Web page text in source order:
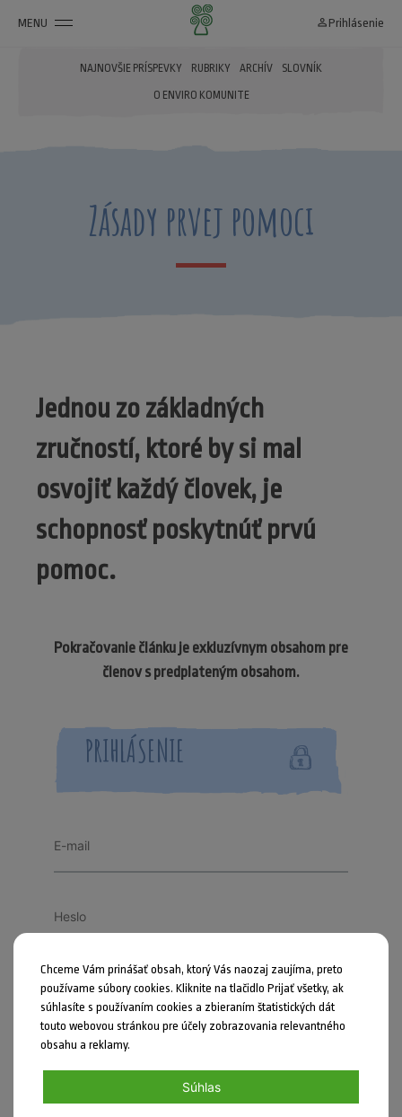
MENU person_outline Prihlásenie
NAJNOVŠIE PRÍSPEVKY RUBRIKY ARCHÍV SLOVNÍK
O ENVIRO KOMUNITE
Zásady prvej pomoci
Jednou zo základných
zručností, ktoré by si mal
osvojiť každý človek, je
schopnosť poskytnúť prvú
pomoc.
Pokračovanie článku je exkluzívnym obsahom pre
členov s predplateným obsahom.
PRIHLÁSENIE
Zapamätať si ma
PRIHLÁSIŤ SA
Zabudli ste heslo?
Chceme Vám prinášať obsah, ktorý Vás naozaj zaujíma, preto
používame súbory cookies. Kliknite na tlačidlo Prijať všetky, ak
súhlasíte s používaním cookies a zbieraním štatistických dát
touto webovou stránkou pre účely zobrazovania relevantného
obsahu a reklamy.
Súhlas